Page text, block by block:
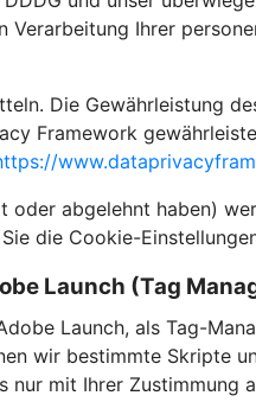
Ihrer
Die Gewährleistung
Framework
abgelehnt haben)
die Cookie-
Launch (Tag
Launch, als Tag-
wir bestimmte Skripte
mit Ihrer Zustimmung